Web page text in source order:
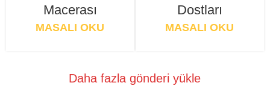
Macerası
MASALI OKU
Dostları
MASALI OKU
Daha fazla gönderi yükle